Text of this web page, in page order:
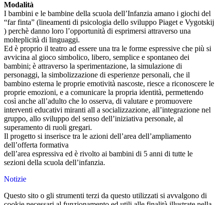
Modalità
I bambini e le bambine della scuola dell’Infanzia amano i giochi del
“far finta” (lineamenti di psicologia dello sviluppo Piaget e Vygotskij
) perchè danno loro l’opportunità di esprimersi attraverso una
molteplicità di linguaggi.
Ed è proprio il teatro ad essere una tra le forme espressive che più si
avvicina al gioco simbolico, libero, semplice e spontaneo dei
bambini; è attraverso la sperimentazione, la simulazione di
personaggi, la simbolizzazione di esperienze personali, che il
bambino esterna le proprie emotività nascoste, riesce a riconoscere le
proprie emozioni, e a comunicare la propria identità, permettendo
così anche all’adulto che lo osserva, di valutare e promuovere
interventi educativi miranti all a socializzazione, all’integrazione nel
gruppo, allo sviluppo del senso dell’iniziativa personale, al
superamento di ruoli gregari.
Il progetto si inserisce tra le azioni dell’area dell’ampliamento
dell’offerta formativa
dell’area espressiva ed è rivolto ai bambini di 5 anni di tutte le
sezioni della scuola dell’infanzia.
Notizie
Questo sito o gli strumenti terzi da questo utilizzati si avvalgono di